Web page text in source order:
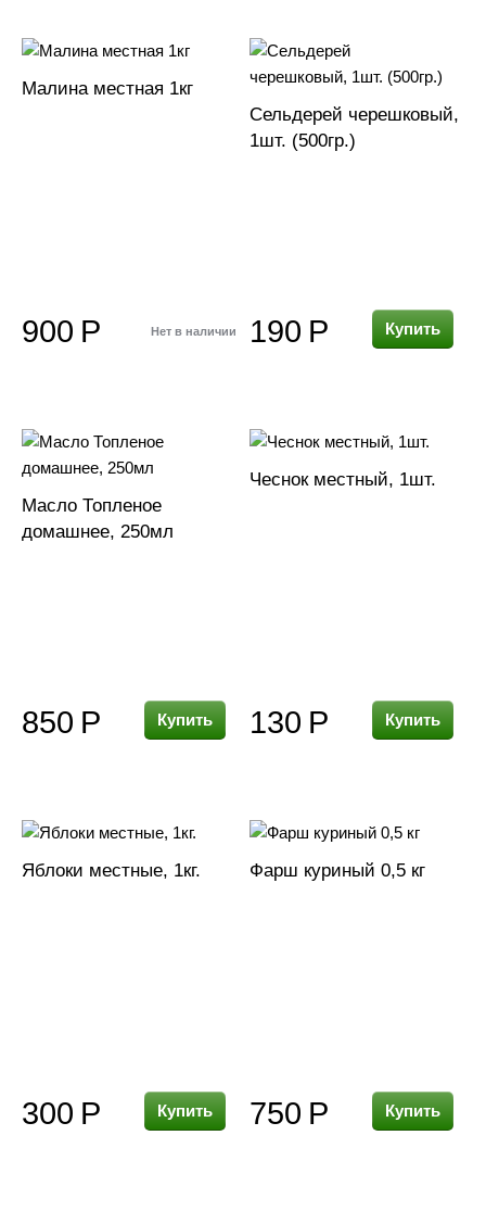
Малина местная 1кг
900 Р Нет в наличии
Сельдерей черешковый,
1шт. (500гр.)
190 Р Купить
Масло Топленое
домашнее, 250мл
850 Р Купить
Чеснок местный, 1шт.
130 Р Купить
Яблоки местные, 1кг.
300 Р Купить
Фарш куриный 0,5 кг
750 Р Купить